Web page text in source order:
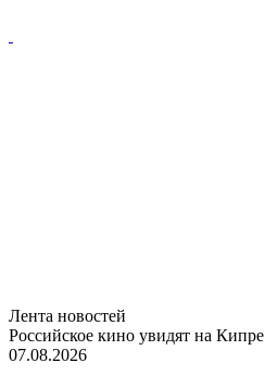
Лента новостей
Российское кино увидят на Кипре
07.08.2026